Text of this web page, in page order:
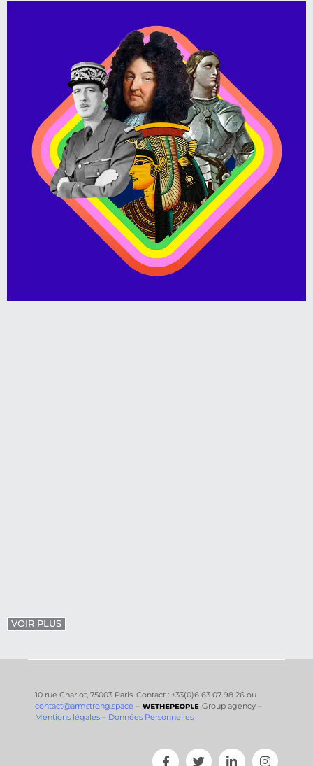
VOIR PLUS
10 rue Charlot, 75003 Paris. Contact : +33(0)6 63 07 98 26 ou
contact@armstrong.space –
Group agency –
Mentions légales – Données Personnelles